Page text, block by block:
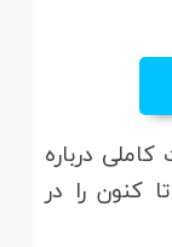
درباره
عکس هوایی تهران از سال 1335 تا کنون را در